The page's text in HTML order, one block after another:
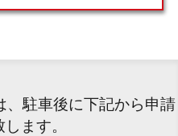
駐車後に下記から申請
ます。